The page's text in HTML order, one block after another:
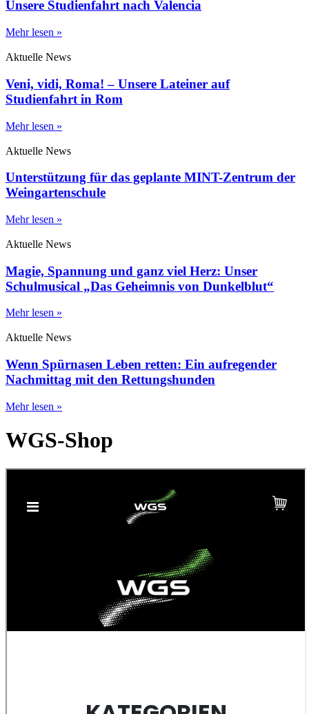
Unsere Studienfahrt nach Valencia
Mehr lesen »
Aktuelle News
Veni, vidi, Roma! – Unsere Lateiner auf
Studienfahrt in Rom
Mehr lesen »
Aktuelle News
Unterstützung für das geplante MINT-Zentrum der
Weingartenschule
Mehr lesen »
Aktuelle News
Magie, Spannung und ganz viel Herz: Unser
Schulmusical „Das Geheimnis von Dunkelblut“
Mehr lesen »
Aktuelle News
Wenn Spürnasen Leben retten: Ein aufregender
Nachmittag mit den Rettungshunden
Mehr lesen »
WGS-Shop